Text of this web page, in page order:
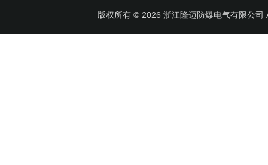
版权所有 © 2026 浙江隆迈防爆电气有限